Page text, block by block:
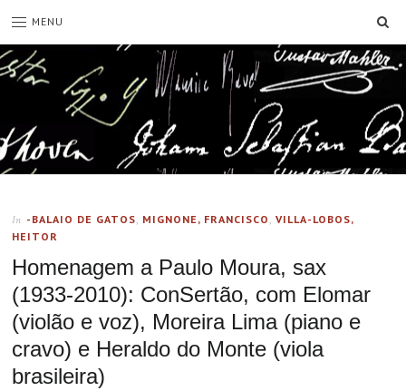
MENU
In -BALAIO DE GATOS, MIGNONE, FRANCISCO ,VILLA-LOBOS,
HEITOR
Homenagem a Paulo Moura, sax
(1933-2010): ConSertão, com Elomar
(violão e voz), Moreira Lima (piano e
cravo) e Heraldo do Monte (viola
brasileira)